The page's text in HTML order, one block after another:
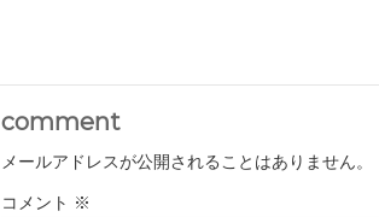
comment
メールアドレスが公開されることはありません。
コメント ※